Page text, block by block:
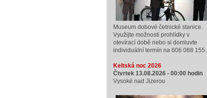
Museum dobové četnické stanice.
Využijte možnosti prohlídky v
otevírací době nebo si domluvte
individuální termín na 606 088 155.
Keltská noc 2026
Čtvrtek 13.08.2026 - 00:00 hodin
Vysoké nad Jizerou